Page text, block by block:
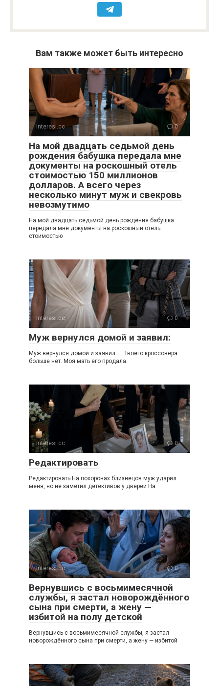
Вам также может быть интересно
Interesi.cc 0
На мой двадцать седьмой день
рождения бабушка передала мне
документы на роскошный отель
стоимостью 150 миллионов
долларов. А всего через
несколько минут муж и свекровь
невозмутимо
На мой двадцать седьмой день рождения бабушка
передала мне документы на роскошный отель
стоимостью
Interesi.cc 0
Муж вернулся домой и заявил:
Муж вернулся домой и заявил: — Твоего кроссовера
больше нет. Моя мать его продала.
Interesi.cc 0
Редактировать
Редактировать На похоронах близнецов муж ударил
меня, но не заметил детективов у дверей На
Interesi.cc 0
Вернувшись с восьмимесячной
службы, я застал новорождённого
сына при смерти, а жену —
избитой на полу детской
Вернувшись с восьмимесячной службы, я застал
новорождённого сына при смерти, а жену — избитой